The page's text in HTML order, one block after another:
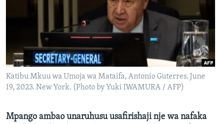
Katibu Mkuu wa Umoja wa Mataifa, Antonio Guterres. June
19, 2023. New York. (Photo by Yuki IWAMURA / AFP)
Mpango ambao unaruhusu usafirishaji nje wa nafaka